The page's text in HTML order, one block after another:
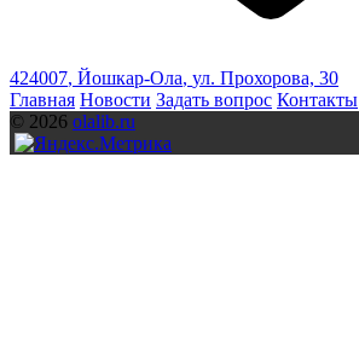
424007, Йошкар-Ола, ул. Прохорова, 30
Главная Новости Задать вопрос Контакты
© 2026 olalib.ru